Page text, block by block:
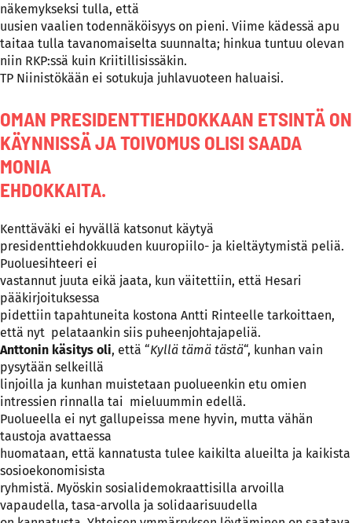
näkemykseksi tulla, että
uusien vaalien todennäköisyys on pieni. Viime kädessä apu
taitaa tulla tavanomaiselta suunnalta; hinkua tuntuu olevan
niin RKP:ssä kuin Kriitillisissäkin.
TP Niinistökään ei sotukuja juhlavuoteen haluaisi.
OMAN PRESIDENTTIEHDOKKAAN ETSINTÄ ON
KÄYNNISSÄ JA TOIVOMUS OLISI SAADA
MONIA
EHDOKKAITA.
Kenttäväki ei hyvällä katsonut käytyä
presidenttiehdokkuuden kuuropiilo- ja kieltäytymistä peliä.
Puoluesihteeri ei
vastannut juuta eikä jaata, kun väitettiin, että Hesari
pääkirjoituksessa
pidettiin tapahtuneita kostona Antti Rinteelle tarkoittaen,
että nyt pelataankin siis puheenjohtajapeliä.
Anttonin käsitys oli, että “Kyllä tämä tästä“, kunhan vain
pysytään selkeillä
linjoilla ja kunhan muistetaan puolueenkin etu omien
intressien rinnalla tai mieluummin edellä.
Puolueella ei nyt gallupeissa mene hyvin, mutta vähän
taustoja avattaessa
huomataan, että kannatusta tulee kaikilta alueilta ja kaikista
sosioekonomisista
ryhmistä. Myöskin sosialidemokraattisilla arvoilla
vapaudella, tasa-arvolla ja solidaarisuudella